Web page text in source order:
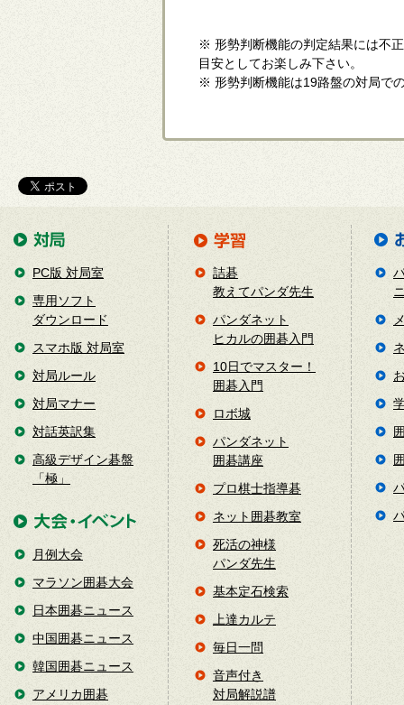
※ 形勢判断機能の判定結果には不
目安としてお楽しみ下さい。
※ 形勢判断機能は19路盤の対局で
PC版 対局室
専用ソフト
ダウンロード
スマホ版 対局室
対局ルール
対局マナー
対話英訳集
高級デザイン碁盤
「極」
月例大会
マラソン囲碁大会
日本囲碁ニュース
中国囲碁ニュース
韓国囲碁ニュース
アメリカ囲碁
詰碁
教えてパンダ先生
パンダネット
ヒカルの囲碁入門
10日でマスター！
囲碁入門
ロボ城
パンダネット
囲碁講座
プロ棋士指導碁
ネット囲碁教室
死活の神様
パンダ先生
基本定石検索
上達カルテ
毎日一問
音声付き
対局解説譜